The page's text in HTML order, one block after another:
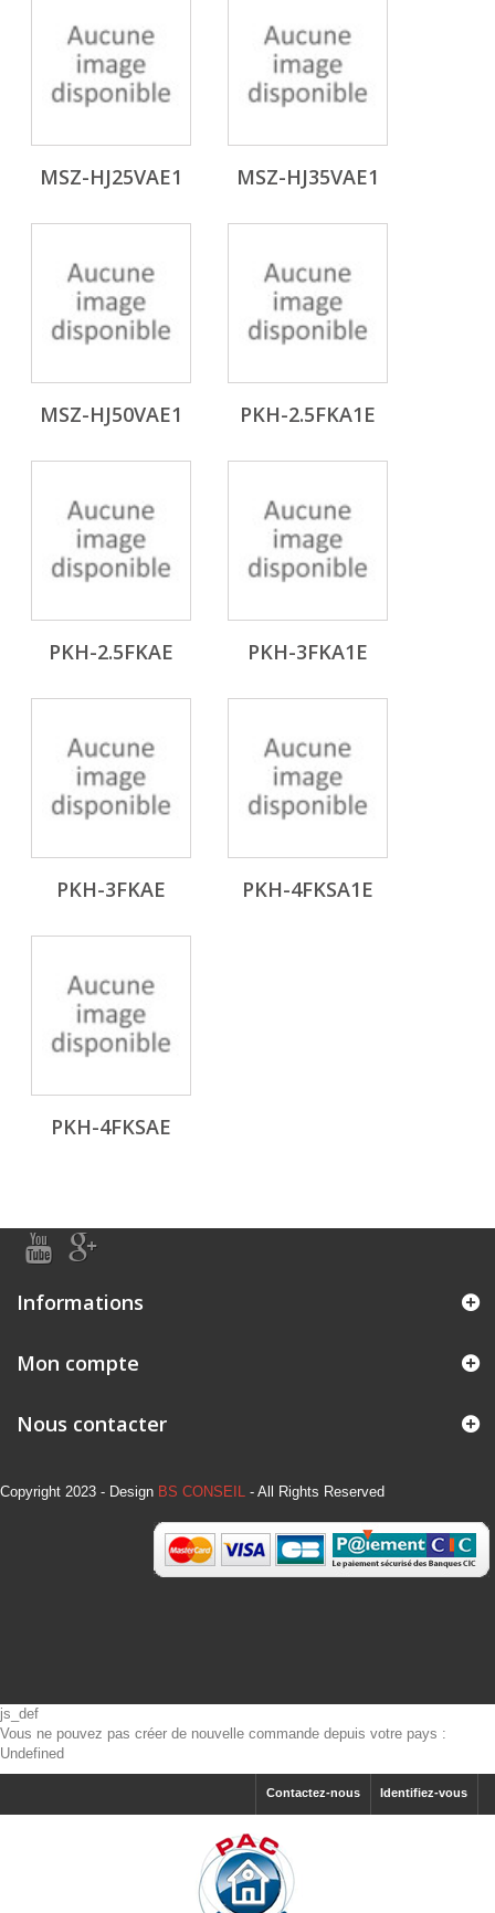
MSZ-HJ25VAE1 MSZ-HJ35VAE1
MSZ-HJ50VAE1 PKH-2.5FKA1E
PKH-2.5FKAE PKH-3FKA1E
PKH-3FKAE PKH-4FKSA1E
PKH-4FKSAE
Informations
Mon compte
Nous contacter
Copyright 2023 - Design BS CONSEIL - All Rights Reserved
js_def
Vous ne pouvez pas créer de nouvelle commande depuis votre pays :
Undefined
Identifiez-vous
Contactez-nous